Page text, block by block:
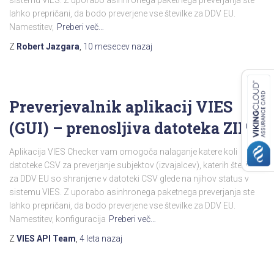
lahko prepričani, da bodo preverjene vse številke za DDV EU.
Namestitev, Preberi več…
Z Robert Jazgara 10 mesecev nazaj
Preverjevalnik aplikacij VIES
(GUI) – prenosljiva datoteka ZIP
Aplikacija VIES Checker vam omogoča nalaganje katere koli
datoteke CSV za preverjanje subjektov (izvajalcev), katerih številke
za DDV EU so shranjene v datoteki CSV glede na njihov status v
sistemu VIES. Z uporabo asinhronega paketnega preverjanja ste
lahko prepričani, da bodo preverjene vse številke za DDV EU.
Namestitev, konfiguracija Preberi več…
Z VIES API Team 4 leta nazaj